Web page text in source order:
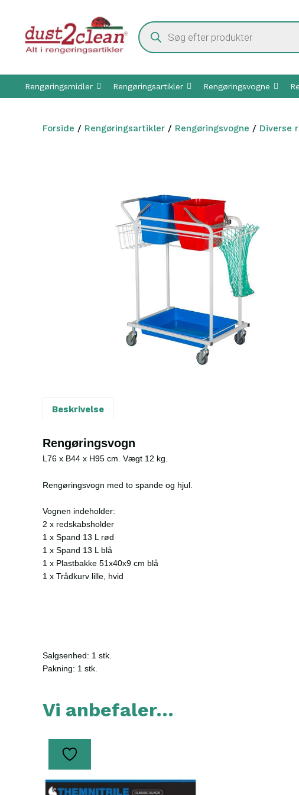
indhold
Products
search
Rengøringsmidler Rengøringsartikler Rengøringsvogne
Forside / Rengøringsartikler / Rengøringsvogne / Diverse
Beskrivelse
Rengøringsvogn
L76 x B44 x H95 cm. Vægt 12 kg.
Rengøringsvogn med to spande og hjul.
Vognen indeholder:
2 x redskabsholder
1 x Spand 13 L rød
1 x Spand 13 L blå
1 x Plastbakke 51x40x9 cm blå
1 x Trådkurv lille, hvid
Salgsenhed: 1 stk.
Pakning: 1 stk.
Vi anbefaler…
Dette
flere
varianter.